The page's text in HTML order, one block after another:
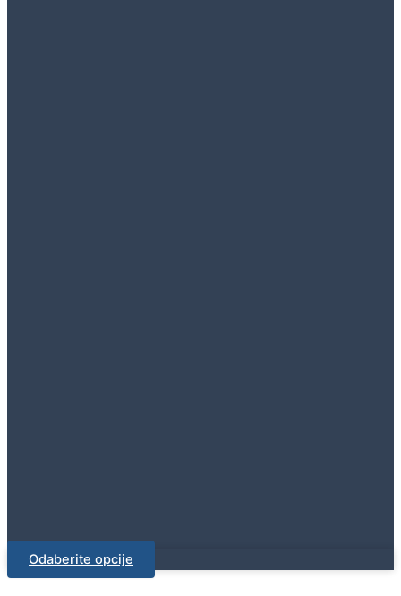
Odaberite opcije